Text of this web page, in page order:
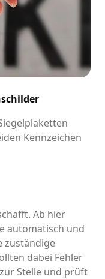
Kennzeichen
Ab hier
automatisch und
zuständige
dabei Fehler
Stelle und prüft